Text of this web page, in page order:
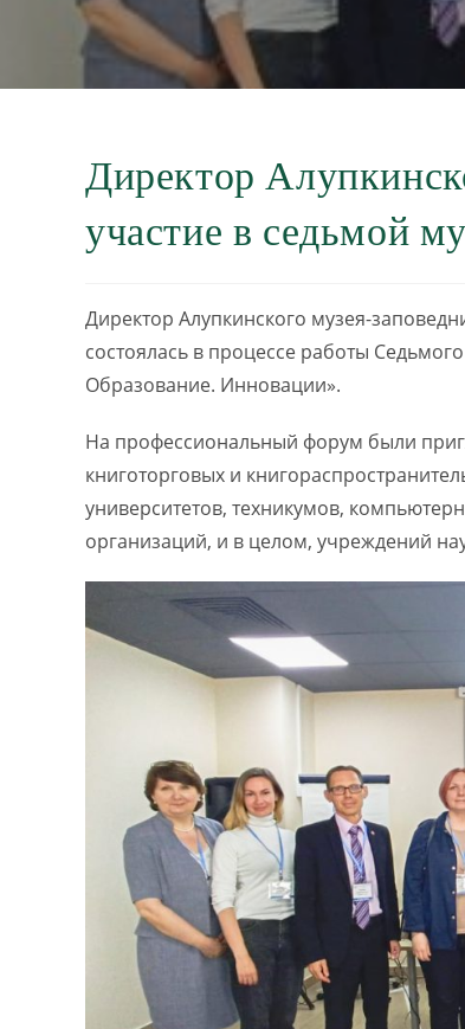
Директор
участие в седьмой
Директор Алупкинского музея-
состоялась в процессе работы
Образование. Инновации».
На профессиональный форум были
книготорговых и
университетов, техникумов,
организаций, и в целом, учреждений